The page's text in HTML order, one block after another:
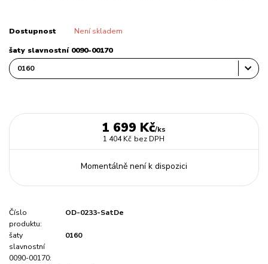
Dostupnost Není skladem
šaty slavnostní 0090-00170
1 699 Kč/ks
1 404 Kč bez DPH
Momentálně není k dispozici
Číslo
produktu:
OD-0233-SatDe
šaty
slavnostní
0090-00170:
0160